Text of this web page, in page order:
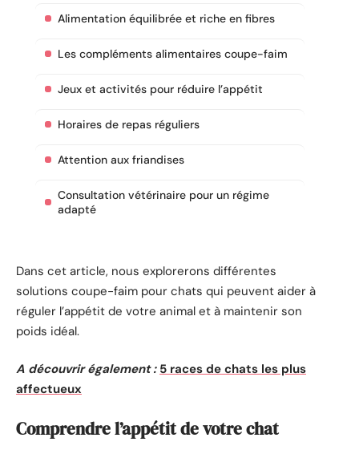
Alimentation équilibrée et riche en fibres
Les compléments alimentaires coupe-faim
Jeux et activités pour réduire l’appétit
Horaires de repas réguliers
Attention aux friandises
Consultation vétérinaire pour un régime
adapté
Dans cet article, nous explorerons différentes
solutions coupe-faim pour chats qui peuvent aider à
réguler l’appétit de votre animal et à maintenir son
poids idéal.
A découvrir également : 5 races de chats les plus
affectueux
Comprendre l’appétit de votre chat